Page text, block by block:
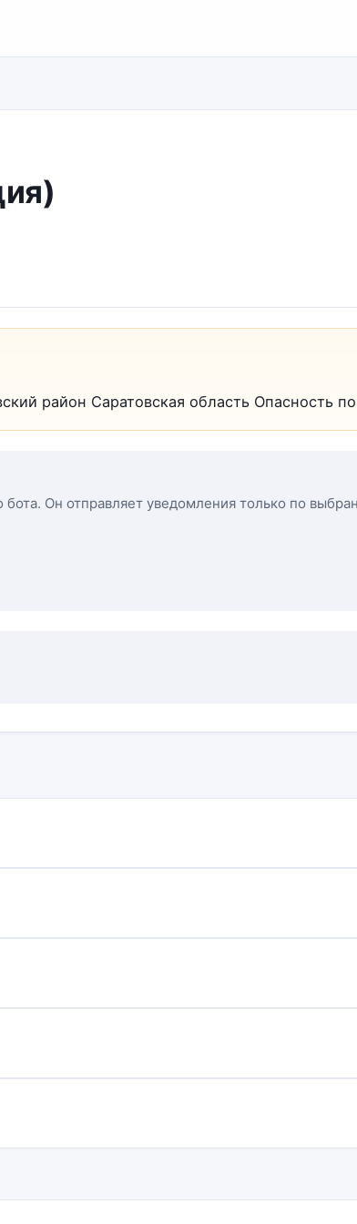
район Саратовская область Опасность
Он отправляет уведомления только по